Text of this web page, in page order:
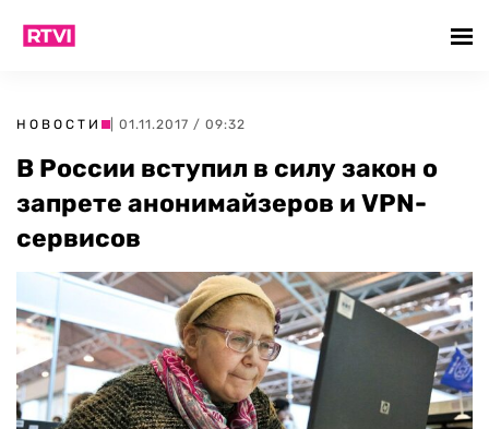
НОВОСТИ | 01.11.2017 / 09:32
В России вступил в силу закон о
запрете анонимайзеров и VPN-
сервисов